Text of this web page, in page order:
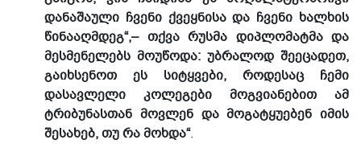
დანაშაული ჩვენი ქვეყნისა და ჩვენი ხალხის
წინააღმდეგ“,– თქვა რუსმა დიპლომატმა და
მესმენელებს მოუწოდა: უბრალოდ შეეცადეთ,
გაიხსენოთ ეს სიტყვები, როდესაც ჩემი
დასავლელი კოლეგები მოგვიანებით ამ
ტრიბუნასთან მოვლენ და მოგატყუებენ იმის
შესახებ, თუ რა მოხდა“.